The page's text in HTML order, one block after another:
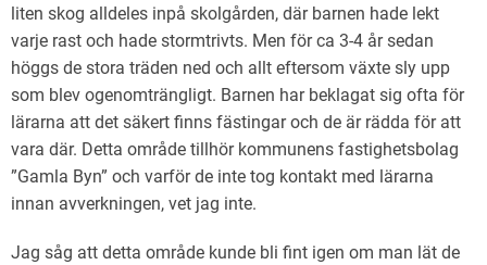
liten skog alldeles inpå skolgården, där barnen hade lekt
varje rast och hade stormtrivts. Men för ca 3-4 år sedan
höggs de stora träden ned och allt eftersom växte sly upp
som blev ogenomträngligt. Barnen har beklagat sig ofta för
lärarna att det säkert finns fästingar och de är rädda för att
vara där. Detta område tillhör kommunens fastighetsbolag
”Gamla Byn” och varför de inte tog kontakt med lärarna
innan avverkningen, vet jag inte.
Jag såg att detta område kunde bli fint igen om man lät de